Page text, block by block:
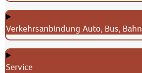
Verkehrsanbindung Auto, Bus, Bahn
Service